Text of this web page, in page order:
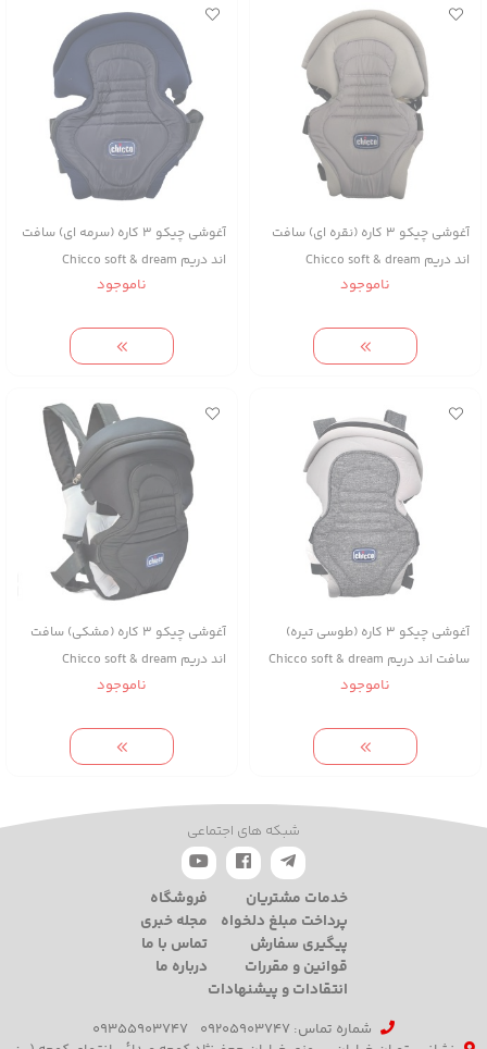
آغوشی چیکو 3 کاره (نقره ای) سافت
اند دریم Chicco soft & dream
ناموجود
آغوشی چیکو 3 کاره (سرمه ای) سافت
اند دریم Chicco soft & dream
ناموجود
آغوشی چیکو 3 کاره (طوسی تیره)
سافت اند دریم Chicco soft & dream
ناموجود
آغوشی چیکو 3 کاره (مشکی) سافت
اند دریم Chicco soft & dream
ناموجود
شبکه های اجتماعی
خدمات مشتریان
پرداخت مبلغ دلخواه
پیگیری سفارش
قوانین و مقررات
انتقادات و پیشنهادات
فروشگاه
مجله خبری
تماس با ما
درباره ما
شماره تماس‌: 09205903747
09355903747